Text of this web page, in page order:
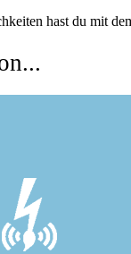
hast du mit